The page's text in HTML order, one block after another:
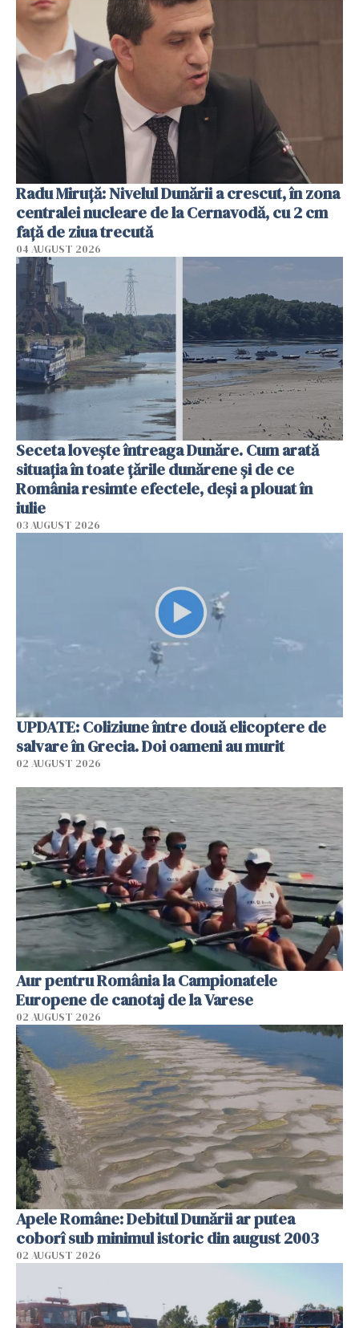
Radu Miruţă: Nivelul Dunării a crescut, în zona
centralei nucleare de la Cernavodă, cu 2 cm
faţă de ziua trecută
04 AUGUST 2026
Seceta lovește întreaga Dunăre. Cum arată
situația în toate țările dunărene și de ce
România resimte efectele, deși a plouat în
iulie
03 AUGUST 2026
UPDATE: Coliziune între două elicoptere de
salvare în Grecia. Doi oameni au murit
02 AUGUST 2026
Aur pentru România la Campionatele
Europene de canotaj de la Varese
02 AUGUST 2026
Apele Române: Debitul Dunării ar putea
coborî sub minimul istoric din august 2003
02 AUGUST 2026